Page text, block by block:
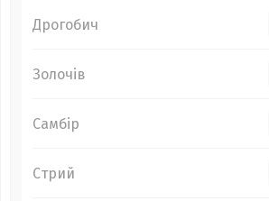
Дрогобич
Золочів
Самбір
Стрий